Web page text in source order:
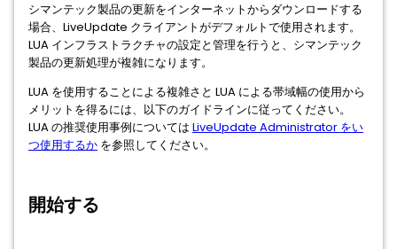
シマンテック製品の更新をインターネットからダウンロードする
場合、LiveUpdate クライアントがデフォルトで使用されます。
LUA インフラストラクチャの設定と管理を行うと、シマンテック
製品の更新処理が複雑になります。
LUA を使用することによる複雑さと LUA による帯域幅の使用から
メリットを得るには、以下のガイドラインに従ってください。
LUA の推奨使用事例については LiveUpdate Administrator をい
つ使用するか を参照してください。
開始する